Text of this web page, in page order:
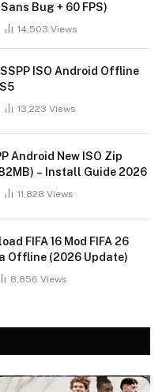
Bug + 60 FPS)
14,503 Views
ISO Android Offline
13,223 Views
Android New ISO Zip
– Install Guide 2026
11,828 Views
FIFA 16 Mod FIFA 26
Offline (2026 Update)
8,856 Views